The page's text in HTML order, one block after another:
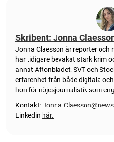
Skribent: Jonna
Jonna Claesson är reporter och
har tidigare bevakat stark krim
annat Aftonbladet, SVT och
erfarenhet från både digitala
hon för nöjesjournalistik som
Kontakt:
Linkedin här.